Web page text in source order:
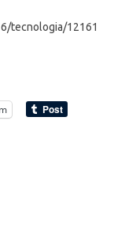
tecnologia/12161